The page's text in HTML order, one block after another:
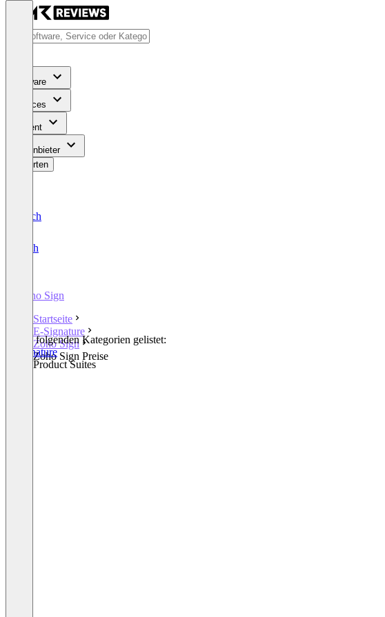
Software
Services
Content
Für Anbieter
Bewerten
Deutsch
English
Zoho Sign
Startseite
E-Signature
Zoho Sign
Zoho Sign Preise
In den folgenden Kategorien gelistet:
E-Signature
Other Product Suites